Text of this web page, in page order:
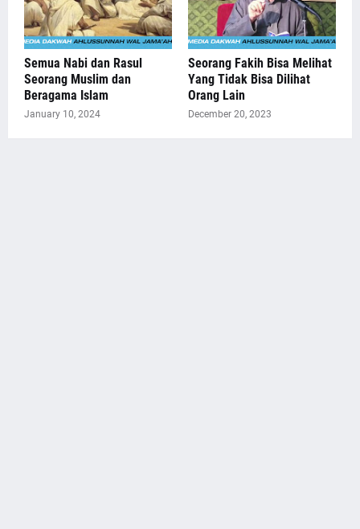
Semua Nabi dan Rasul
Seorang Muslim dan
Beragama Islam
January 10, 2024
Seorang Fakih Bisa Melihat
Yang Tidak Bisa Dilihat
Orang Lain
December 20, 2023